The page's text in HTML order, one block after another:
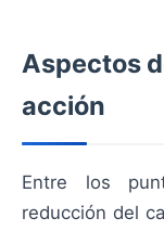
Aspectos
acción
Entre los
reducción del